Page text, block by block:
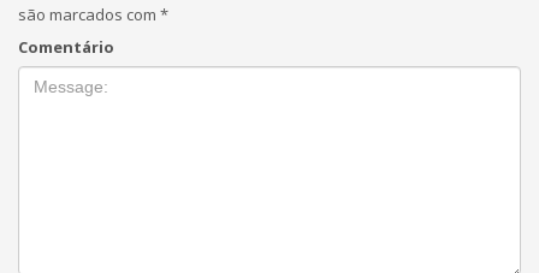
são marcados com *
Comentário